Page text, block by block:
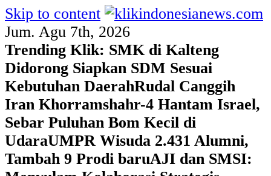
Skip to content
Jum. Agu 7th, 2026
Trending Klik: SMK di Kalteng
Didorong Siapkan SDM Sesuai
Kebutuhan DaerahRudal Canggih
Iran Khorramshahr-4 Hantam Israel,
Sebar Puluhan Bom Kecil di
UdaraUMPR Wisuda 2.431 Alumni,
Tambah 9 Prodi baruAJI dan SMSI: